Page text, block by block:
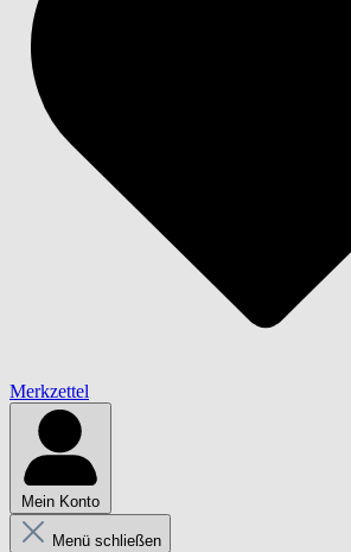
Merkzettel
Mein Konto
Menü schließen